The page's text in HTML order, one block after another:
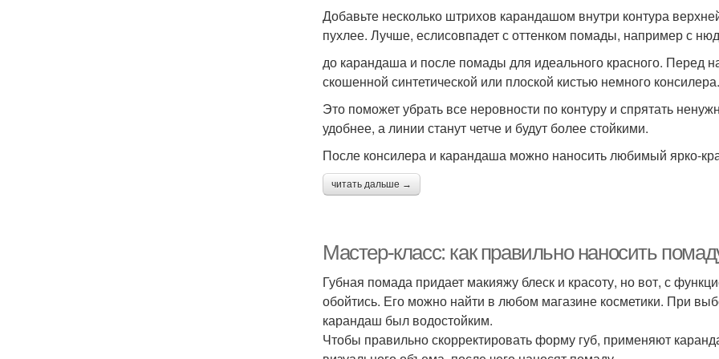
Добавьте несколько штрихов карандашом внутри контура
пухлее. Лучше, еслисовпадет с оттенком помады, например с
до карандаша и после помады для идеального красного. Перед
скошенной синтетической или плоской кистью немного консилера.
Это поможет убрать все неровности по контуру и спрятать
удобнее, а линии станут четче и будут более стойкими.
После консилера и карандаша можно наносить любимый ярко-
читать дальше →
Мастер-класс: как правильно наносить
Губная помада придает макияжу блеск и красоту, но вот, с
обойтись. Его можно найти в любом магазине косметики. При
карандаш был водостойким.
Чтобы правильно скорректировать форму губ, применяют